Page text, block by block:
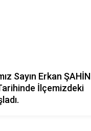
Sayın Erkan ŞAHİN
İlçemizdeki